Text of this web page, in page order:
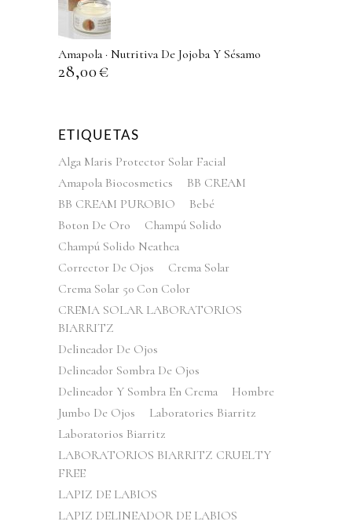
Amapola · Nutritiva De Jojoba Y Sésamo
28,00€
ETIQUETAS
Alga Maris Protector Solar Facial
Amapola Biocosmetics
BB CREAM
BB CREAM PUROBIO
Bebé
Boton De Oro
Champú Solido
Champú Solido Neathea
Corrector De Ojos
Crema Solar
Crema Solar 50 Con Color
CREMA SOLAR LABORATORIOS
BIARRITZ
Delineador De Ojos
Delineador Sombra De Ojos
Delineador Y Sombra En Crema
Hombre
Jumbo De Ojos
Laboratories Biarritz
Laboratorios Biarritz
LABORATORIOS BIARRITZ CRUELTY
FREE
LAPIZ DE LABIOS
LAPIZ DELINEADOR DE LABIOS